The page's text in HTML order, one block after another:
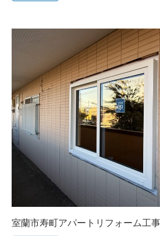
室蘭市寿町アパートリフォーム工